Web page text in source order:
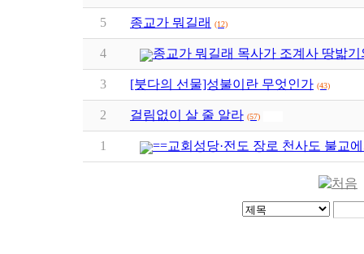
5 종교가 뭐길래 (12)
4 종교가 뭐길래 목사가 조계사 땅밟
3 [붓다의 선물]성불이란 무엇인가 (43)
2 걸림없이 살 줄 알라 (57)
1 ==교회성당·전도 장로 천사도 불교